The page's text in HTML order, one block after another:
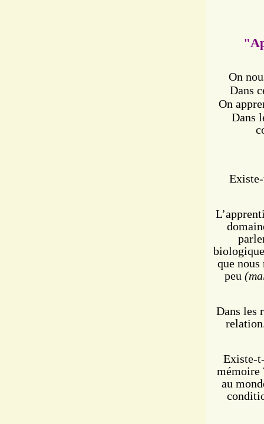
On
Dans
On
Dans
L
que
peu
Dans les
Existe-
mémoire
au